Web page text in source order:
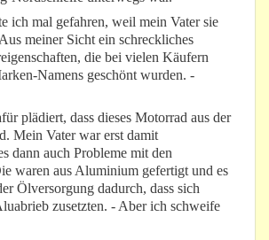
ich mal gefahren, weil mein Vater sie
meiner Sicht ein schreckliches
die bei vielen Käufern
Namens geschönt wurden. -
plädiert, dass dieses Motorrad aus der
Mein Vater war erst damit
dann auch Probleme mit den
waren aus Aluminium gefertigt und es
Ölversorgung dadurch, dass sich
zusetzten. - Aber ich schweife